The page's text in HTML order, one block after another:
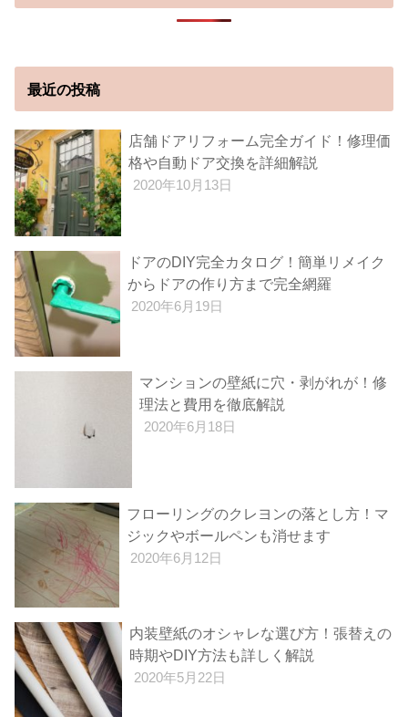
最近の投稿
店舗ドアリフォーム完全ガイド！修理価
格や自動ドア交換を詳細解説
2020年10月13日
ドアのDIY完全カタログ！簡単リメイク
からドアの作り方まで完全網羅
2020年6月19日
マンションの壁紙に穴・剥がれが！修
理法と費用を徹底解説
2020年6月18日
フローリングのクレヨンの落とし方！マ
ジックやボールペンも消せます
2020年6月12日
内装壁紙のオシャレな選び方！張替えの
時期やDIY方法も詳しく解説
2020年5月22日